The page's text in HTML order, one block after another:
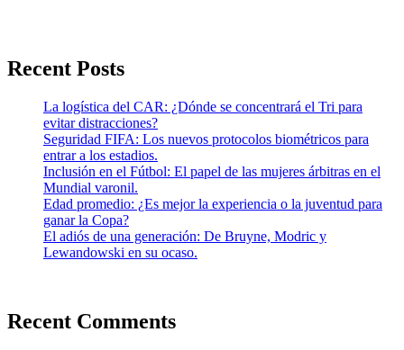
Recent Posts
La logística del CAR: ¿Dónde se concentrará el Tri para
evitar distracciones?
Seguridad FIFA: Los nuevos protocolos biométricos para
entrar a los estadios.
Inclusión en el Fútbol: El papel de las mujeres árbitras en el
Mundial varonil.
Edad promedio: ¿Es mejor la experiencia o la juventud para
ganar la Copa?
El adiós de una generación: De Bruyne, Modric y
Lewandowski en su ocaso.
Recent Comments